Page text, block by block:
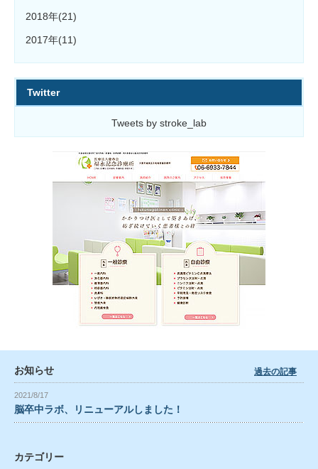
2018年(21)
2017年(11)
Twitter
Tweets by stroke_lab
お知らせ
2021/8/17
脳卒中ラボ、リニューアルしました！
過去の記事
カテゴリー